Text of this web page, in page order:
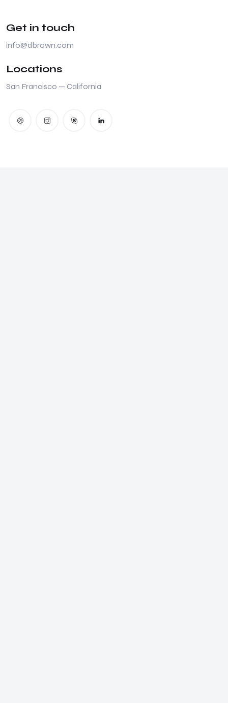
Get in touch
info@dbrown.com
Locations
San Francisco — California